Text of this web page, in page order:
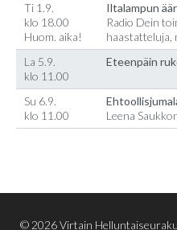
Ti 1.9.
klo 18.00
Huom. aika!
Iltalampun
Radio Dein
haastatteluja,
La 5.9.
klo 11.00
Eteenpäin
Su 6.9.
klo 11.00
Leena
© 2026 Virtain